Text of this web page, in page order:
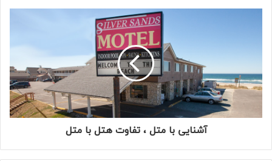
آشنایی با متل ، تفاوت هتل با متل